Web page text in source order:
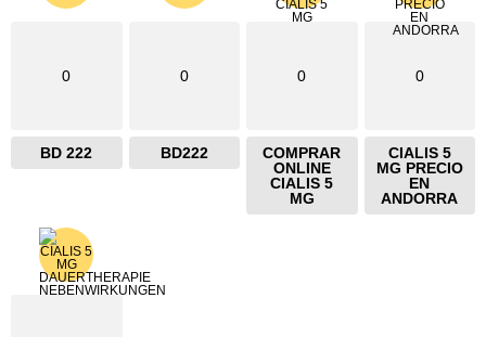
0
BD 222
0
BD222
0
COMPRAR
ONLINE
CIALIS 5
MG
0
CIALIS 5
MG PRECIO
EN
ANDORRA